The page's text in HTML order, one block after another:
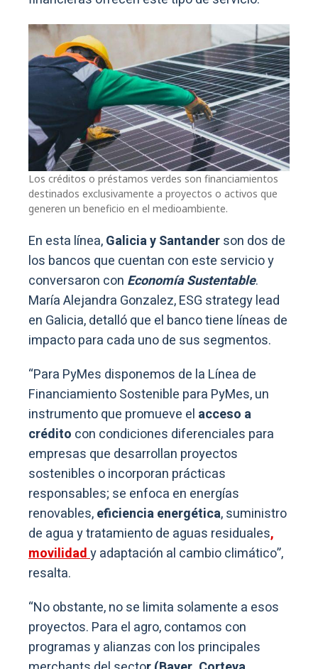
Los créditos o préstamos verdes son financiamientos
destinados exclusivamente a proyectos o activos que
generen un beneficio en el medioambiente.
En esta línea,Galicia y Santanderson dos de
los bancos que cuentan con este servicio y
conversaron con Economía Sustentable.
María Alejandra Gonzalez, ESG strategy lead
en Galicia, detalló que el banco tiene líneas de
impacto para cada uno de sus segmentos.
“Para PyMes disponemos de la Línea de
Financiamiento Sostenible para PyMes, un
instrumento que promueve el acceso a
crédito con condiciones diferenciales para
empresas que desarrollan proyectos
sostenibles o incorporan prácticas
responsables; se enfoca en energías
renovables,eficiencia energética, suministro
de agua y tratamiento de aguas residuales,
movilidady adaptación al cambio climático”,
resalta.
“No obstante, no se limita solamente a esos
proyectos. Para el agro, contamos con
programas y alianzas con los principales